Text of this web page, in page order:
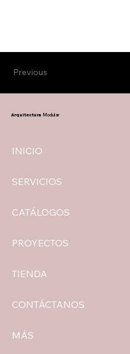
Previous
INICIO
SERVICIOS
CATÁLOGOS
PROYECTOS
TIENDA
CONTÁCTANOS
MÁS
Arquitectura Modular